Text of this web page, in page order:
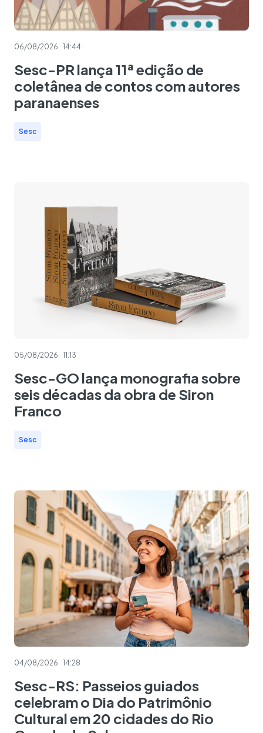
06/08/2026 14:44
Sesc-PR lança 11ª edição de
coletânea de contos com autores
paranaenses
Sesc
05/08/2026 11:13
Sesc-GO lança monografia sobre
seis décadas da obra de Siron
Franco
Sesc
04/08/2026 14:28
Sesc-RS: Passeios guiados
celebram o Dia do Patrimônio
Cultural em 20 cidades do Rio